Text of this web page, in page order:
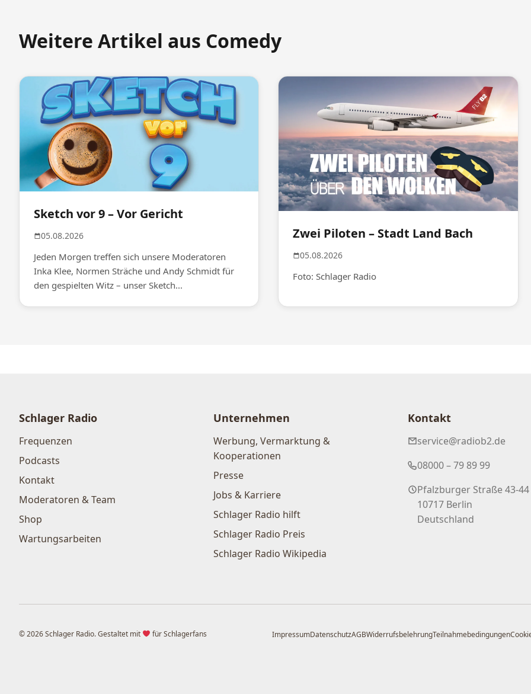
Weitere Artikel aus Comedy
Sketch vor 9 – Vor Gericht
05.08.2026
Jeden Morgen treffen sich unsere Moderatoren
Inka Klee, Normen Sträche und Andy Schmidt für
den gespielten Witz – unser Sketch...
Zwei Piloten – Stadt Land Bach
05.08.2026
Foto: Schlager Radio
Schlager Radio
Frequenzen
Podcasts
Kontakt
Moderatoren & Team
Shop
Wartungsarbeiten
Unternehmen
Werbung, Vermarktung &
Kooperationen
Presse
Jobs & Karriere
Schlager Radio hilft
Schlager Radio Preis
Schlager Radio Wikipedia
Kontakt
service@radiob2.de
08000 – 79 89 99
Pfalzburger Straße 43-44
10717 Berlin
Deutschland
© 2026 Schlager Radio. Gestaltet mit für Schlagerfans ImpressumDatenschutzAGBWiderrufsbelehrungTeilnahmebedingungen